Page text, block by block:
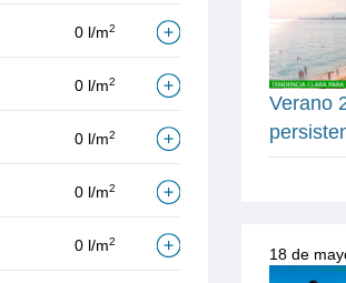
0 l/m2
0 l/m2
0 l/m2
0 l/m2
0 l/m2
Verano
18 de